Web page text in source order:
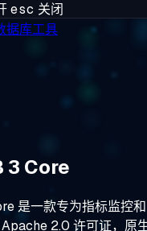
esc 关闭
据库工具
3 Core
是一款专为指标监控
2.0 许可证，原